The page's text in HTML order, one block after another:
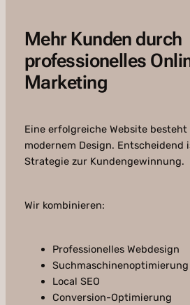
Mehr Kunden durch
professionelles
Marketing
Eine erfolgreiche Website
modernem Design.
Strategie zur Kundengewinnung.
Wir kombinieren:
Professionelles Webdesign
Suchmaschinenoptimierung
Local SEO
Conversion-Optimierung